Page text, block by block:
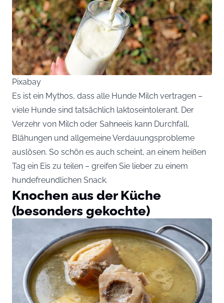
Pixabay
Es ist ein Mythos, dass alle Hunde Milch vertragen –
viele Hunde sind tatsächlich laktoseintolerant. Der
Verzehr von Milch oder Sahneeis kann Durchfall,
Blähungen und allgemeine Verdauungsprobleme
auslösen. So schön es auch scheint, an einem heißen
Tag ein Eis zu teilen – greifen Sie lieber zu einem
hundefreundlichen Snack.
Knochen aus der Küche
(besonders gekochte)